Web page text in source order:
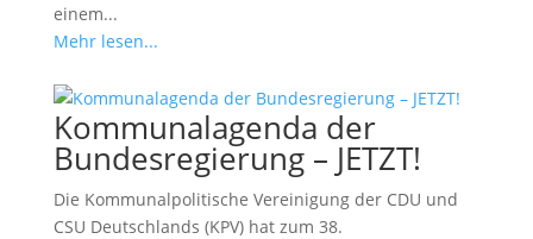
einem...
Mehr lesen...
Kommunalagenda der
Bundesregierung – JETZT!
Die Kommunalpolitische Vereinigung der CDU und
CSU Deutschlands (KPV) hat zum 38.